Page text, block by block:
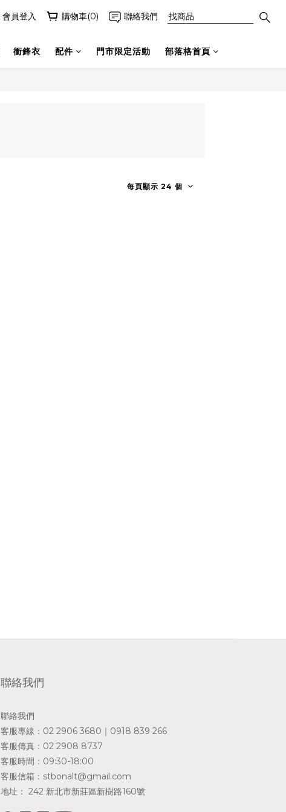
會員登入 購物車(0) 聯絡我們
衝鋒衣 配件 門市限定活動 部落格首頁
每頁顯示 24 個
聯絡我們
聯絡我們
客服專線：02 2906 3680｜0918 839 266
客服傳真：02 2908 8737
客服時間：09:30-18:00
客服信箱： stbonalt@gmail.com
地址： 242 新北市新莊區新樹路160號